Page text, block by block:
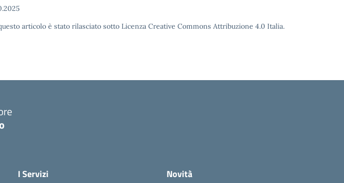
articolo è stato rilasciato sotto Licenza Creative Commons Attribuzione 4.0 Italia.
I Servizi Novità